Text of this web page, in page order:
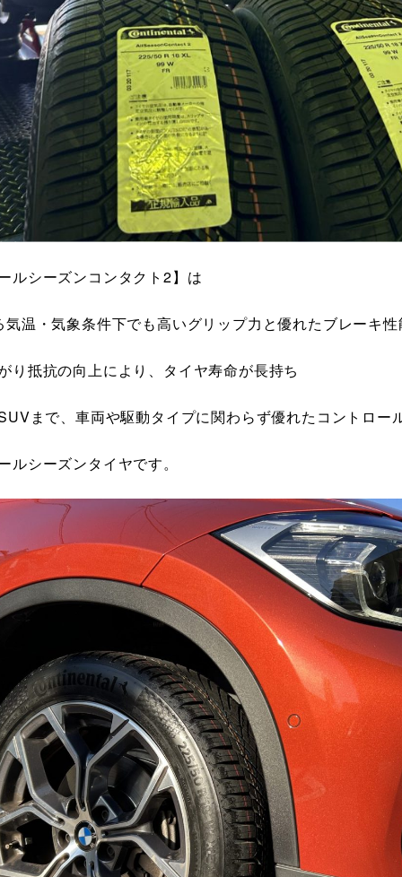
ルシーズンコンタクト2】は
温・気象条件下でも高いグリップ力と優れたブレーキ性
り抵抗の向上により、タイヤ寿命が長持ち
まで、車両や駆動タイプに関わらず優れたコントロー
ルシーズンタイヤです。